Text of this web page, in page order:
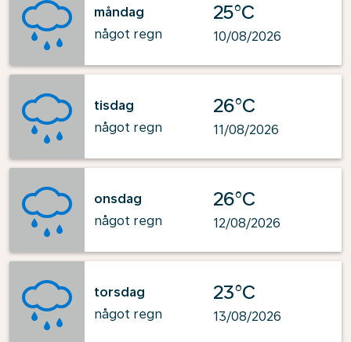
måndag
något regn
25°C
10/08/2026
tisdag
något regn
26°C
11/08/2026
onsdag
något regn
26°C
12/08/2026
torsdag
något regn
23°C
13/08/2026